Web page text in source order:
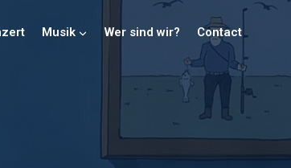
Musik Wer sind wir? Contact